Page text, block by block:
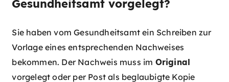
Gesundheitsamt vorgelegt?
Sie haben vom Gesundheitsamt ein Schreiben zur
Vorlage eines entsprechenden Nachweises
bekommen. Der Nachweis muss im Original
vorgelegt oder per Post als beglaubigte Kopie